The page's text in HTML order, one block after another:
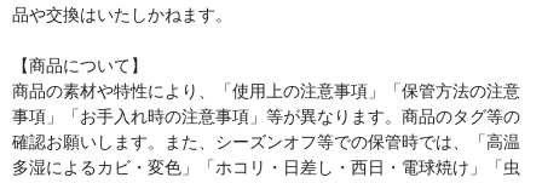
品や交換はいたしかねます。
【商品について】
商品の素材や特性により、「使用上の注意事項」「保管方法の注意
事項」「お手入れ時の注意事項」等が異なります。商品のタグ等の
確認お願いします。また、シーズンオフ等での保管時では、「高温
多湿によるカビ・変色」「ホコリ・日差し・西日・電球焼け」「虫